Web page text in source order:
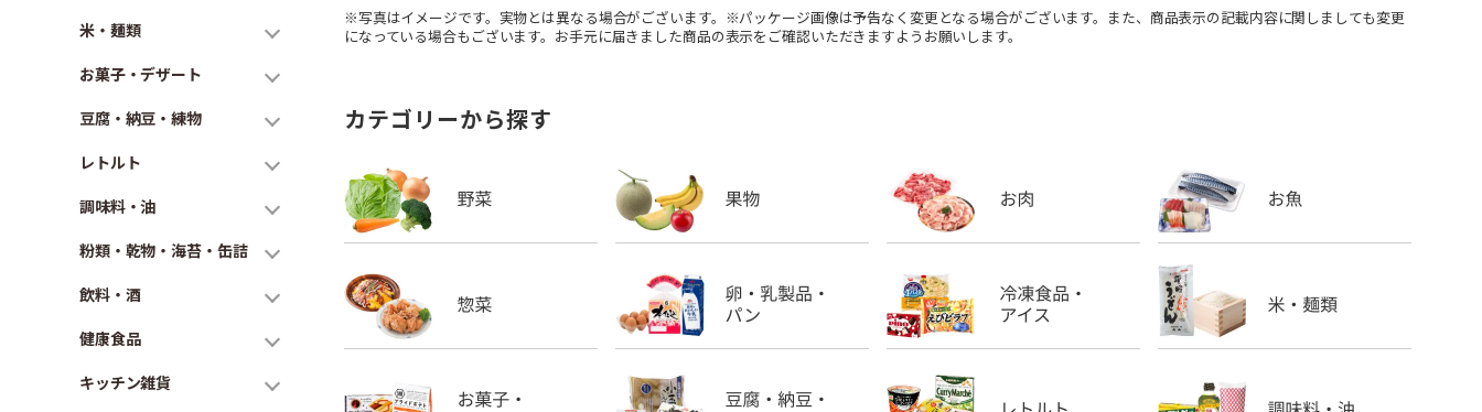
米・麺類
お菓子・デザート
豆腐・納豆・練物
レトルト
調味料・油
粉類・乾物・海苔・缶詰
飲料・酒
健康食品
キッチン雑貨
※写真はイメージです。実物とは異なる場合がございます。※パッケージ画像は予告なく変更となる場合がございます。また、商品表示の記載内容に関しましても変更
になっている場合もございます。お手元に届きました商品の表示をご確認いただきますようお願いします。
カテゴリーから探す